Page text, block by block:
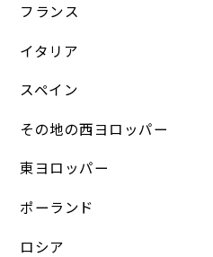
フランス
イタリア
スペイン
その地の西ヨロッパー
東ヨロッパー
ポーランド
ロシア